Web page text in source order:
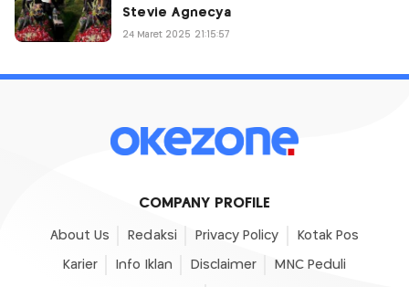
Stevie Agnecya
24 Maret 2025 21:15:57
COMPANY PROFILE
About Us Redaksi Privacy Policy Kotak Pos
Karier Info Iklan Disclaimer MNC Peduli